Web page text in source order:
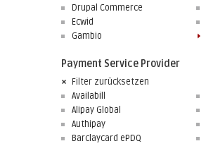
Drupal Commerce
Ecwid
Gambio
Payment Service Provider
Filter zurücksetzen
Availabill
Alipay Global
Authipay
Barclaycard ePDQ